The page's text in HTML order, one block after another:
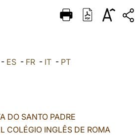
DEUTSCH
- ES- FR- IT- PT
DO SANTO PADRE
COLÉGIO INGLÊS DE ROMA